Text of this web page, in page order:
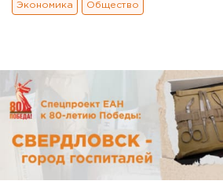
Экономика Общество